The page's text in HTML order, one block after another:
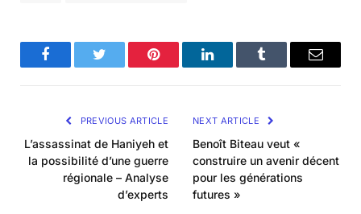
FacebookTwitter Pinterest LinkedInTumblr Email
PREVIOUS ARTICLE
L’assassinat de Haniyeh et
la possibilité d’une guerre
régionale – Analyse
d’experts
NEXT ARTICLE
Benoît Biteau veut «
construire un avenir décent
pour les générations
futures »